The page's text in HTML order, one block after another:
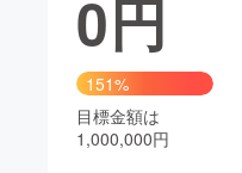
CAMPFIRE Creation
コミュニティ
0円
151%
目標金額は
1,000,000円